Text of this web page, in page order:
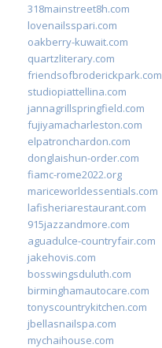
318mainstreet8h.com
lovenailsspari.com
oakberry-kuwait.com
quartzliterary.com
friendsofbroderickpark.com
studiopiattellina.com
jannagrillspringfield.com
fujiyamacharleston.com
elpatronchardon.com
donglaishun-order.com
fiamc-rome2022.org
mariceworldessentials.com
lafisheriarestaurant.com
915jazzandmore.com
aguadulce-countryfair.com
jakehovis.com
bosswingsduluth.com
birminghamautocare.com
tonyscountrykitchen.com
jbellasnailspa.com
mychaihouse.com